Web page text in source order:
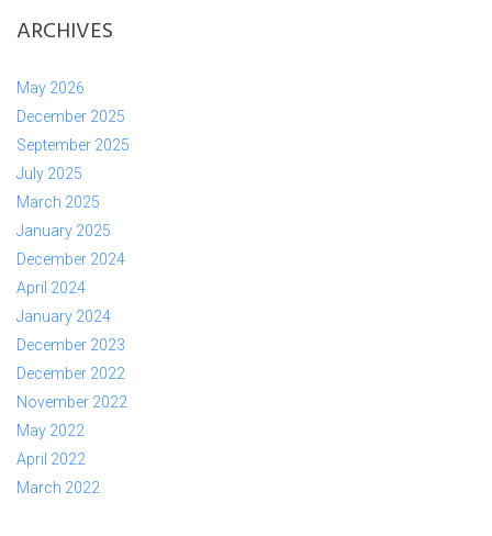
ARCHIVES
May 2026
December 2025
September 2025
July 2025
March 2025
January 2025
December 2024
April 2024
January 2024
December 2023
December 2022
November 2022
May 2022
April 2022
March 2022